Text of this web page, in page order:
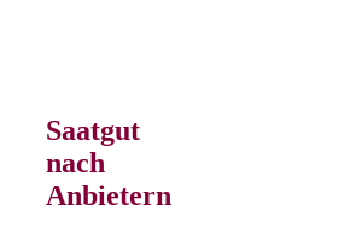
Saatgut
nach
Anbietern